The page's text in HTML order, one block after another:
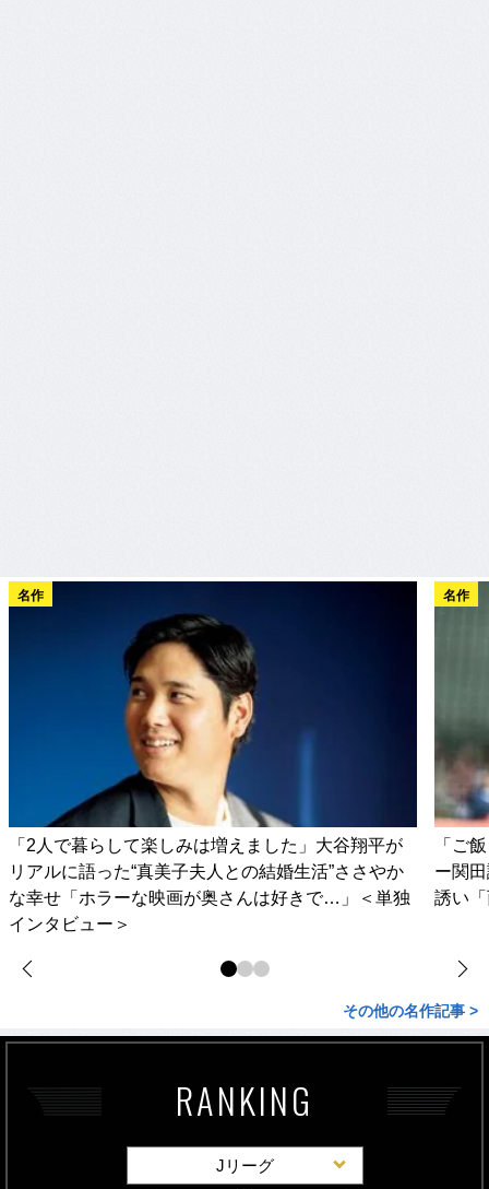
名作
「2人で暮らして楽しみは増えました」大谷翔平が
リアルに語った“真美子夫人との結婚生活”ささやか
な幸せ「ホラーな映画が奥さんは好きで…」＜単独
インタビュー＞
名作
「ご
ー関
誘い
その他の名作記事 >
RANKING
Jリーグ